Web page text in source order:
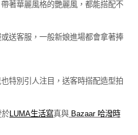
著華麗風格的艷麗風，都能搭配不
送客服，一般新娘進場都會拿著捧
特別引人注目，送客時搭配造型拍
於LUMA生活寫真與 Bazaar 哈潑時